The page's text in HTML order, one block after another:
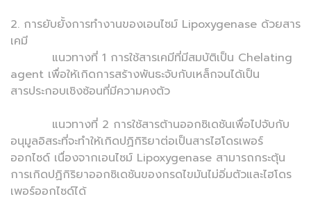
2. การยับยั้งการทำงานของเอนไซม์ Lipoxygenase ด้วยสาร
เคมี
แนวทางที่ 1 การใช้สารเคมีที่มีสมบัติเป็น Chelating
agent เพื่อให้เกิดการสร้างพันธะจับกับเหล็กจนได้เป็น
สารประกอบเชิงซ้อนที่มีความคงตัว
แนวทางที่ 2 การใช้สารต้านออกซิเดชันเพื่อไปจับกับ
อนุมูลอิสระที่จะทำให้เกิดปฏิกิริยาต่อเป็นสารไฮโดรเพอร์
ออกไซด์ เนื่องจากเอนไซม์ Lipoxygenase สามารถกระตุ้น
การเกิดปฏิกิริยาออกซิเดชันของกรดไขมันไม่อิ่มตัวและไฮโดร
เพอร์ออกไซด์ได้